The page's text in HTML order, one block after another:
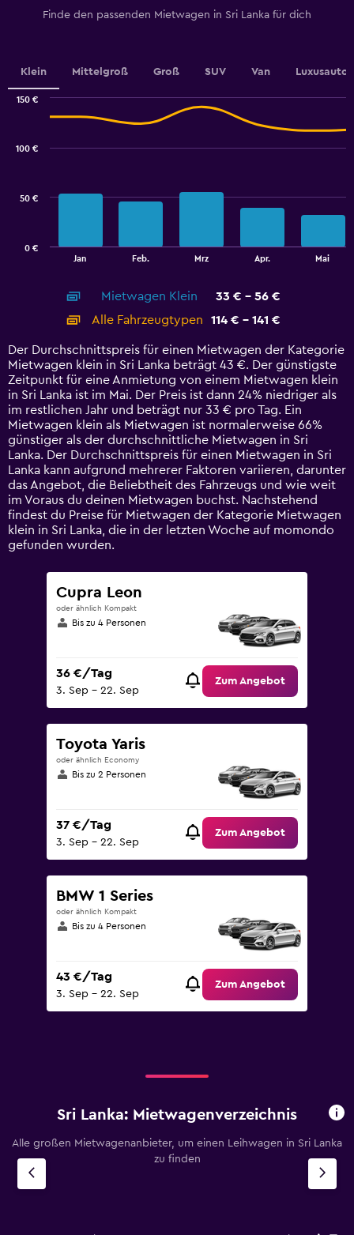
values.
Range:
0
Finde den passenden Mietwagen in Sri Lanka für dich
Klein Mittelgroß Groß SUV Van Luxusauto
Combination
displaying
categories.
14
categories.
The
chart
has
1
Y
axis
displaying
values.
Range:
0
to
150.
Jan Feb. Mrz Apr. Mai
0 €
50 €
100 €
150 €
Mietwagen Klein
33 € - 56 €
Alle Fahrzeugtypen
114 € - 141 €
Der Durchschnittspreis für einen Mietwagen der Kategorie
Mietwagen klein in Sri Lanka beträgt 43 €. Der günstigste
Zeitpunkt für eine Anmietung von einem Mietwagen klein
in Sri Lanka ist im Mai. Der Preis ist dann 24% niedriger als
im restlichen Jahr und beträgt nur 33 € pro Tag. Ein
Mietwagen klein als Mietwagen ist normalerweise 66%
günstiger als der durchschnittliche Mietwagen in Sri
Lanka. Der Durchschnittspreis für einen Mietwagen in Sri
Lanka kann aufgrund mehrerer Faktoren variieren, darunter
das Angebot, die Beliebtheit des Fahrzeugs und wie weit
im Voraus du deinen Mietwagen buchst. Nachstehend
findest du Preise für Mietwagen der Kategorie Mietwagen
klein in Sri Lanka, die in der letzten Woche auf momondo
gefunden wurden.
Cupra Leon
oder ähnlich Kompakt
Bis zu 4 Personen
36 €/Tag
3. Sep – 22. Sep
Zum Angebot
Toyota Yaris
oder ähnlich Economy
Bis zu 2 Personen
37 €/Tag
3. Sep – 22. Sep
Zum Angebot
BMW 1 Series
oder ähnlich Kompakt
Bis zu 4 Personen
43 €/Tag
3. Sep – 22. Sep
Zum Angebot
Sri Lanka: Mietwagenverzeichnis
Alle großen Mietwagenanbieter, um einen Leihwagen in Sri Lanka
zu finden